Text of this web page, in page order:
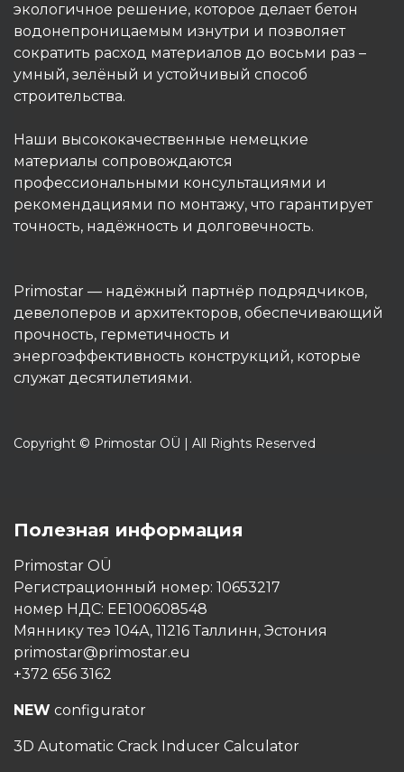
экологичное решение, которое делает бетон
водонепроницаемым изнутри и позволяет
сократить расход материалов до восьми раз –
умный, зелёный и устойчивый способ
строительства.
Наши высококачественные немецкие
материалы сопровождаются
профессиональными консультациями и
рекомендациями по монтажу, что гарантирует
точность, надёжность и долговечность.
Primostar — надёжный партнёр подрядчиков,
девелоперов и архитекторов, обеспечивающий
прочность, герметичность и
энергоэффективность конструкций, которые
служат десятилетиями.
Copyright © Primostar OÜ | All Rights Reserved
Полезная информация
Primostar OÜ
Регистрационный номер: 10653217
номер НДС: EE100608548
Мяннику теэ 104А, 11216 Таллинн, Эстония
primostar@primostar.eu
+372 656 3162
NEW configurator
3D Automatic Crack Inducer Calculator